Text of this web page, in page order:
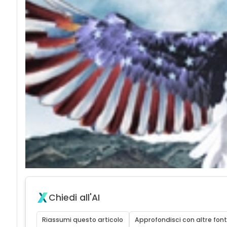
Chiedi all'AI
Riassumi questo articolo Approfondisci con altre